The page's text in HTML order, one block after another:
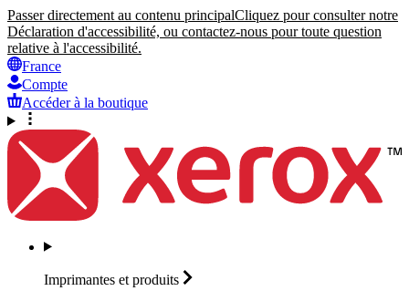
Passer directement au contenu principalCliquez pour consulter notre
Déclaration d'accessibilité, ou contactez-nous pour toute question
relative à l'accessibilité.
France
Compte
Accéder à la boutique
Imprimantes et produits